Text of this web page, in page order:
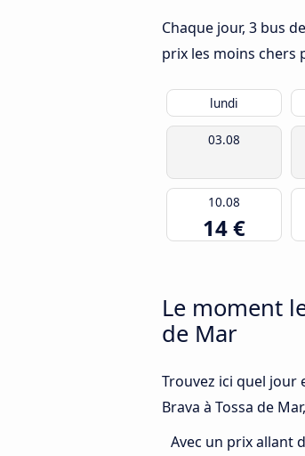
Chaque jour, 3 bus
prix les moins chers
lundi
03.08
10.08
14 €
Le moment
de Mar
Trouvez ici quel jour
Brava à Tossa de
Avec un prix allant